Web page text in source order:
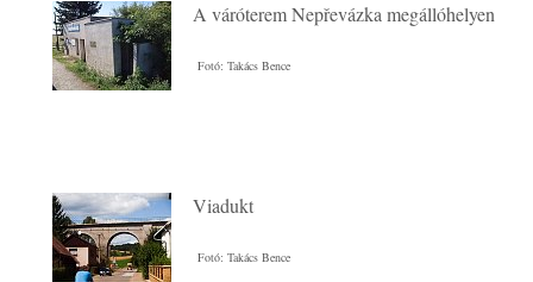
A váróterem Nepřevázka megállóhelyen
Fotó: Takács Bence
Viadukt
Fotó: Takács Bence